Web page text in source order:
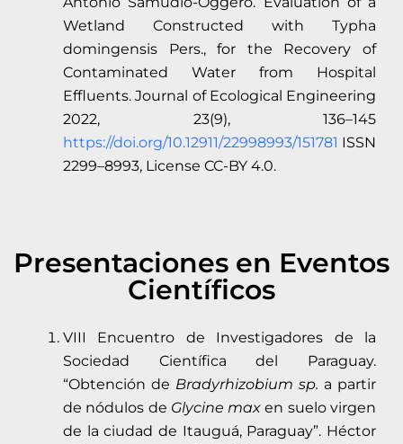
Wetland Constructed with Typha
domingensis Pers., for the Recovery of
Contaminated Water from Hospital
Effluents. Journal of Ecological Engineering
2022, 23(9), 136–145
https://doi.org/10.12911/22998993/151781 ISSN
2299–8993, License CC-BY 4.0.
Presentaciones en Eventos
Científicos
VIII Encuentro de Investigadores de la
Sociedad Científica del Paraguay.
“Obtención de Bradyrhizobium sp. a partir
de nódulos de Glycine max en suelo virgen
de la ciudad de Itauguá, Paraguay”. Héctor